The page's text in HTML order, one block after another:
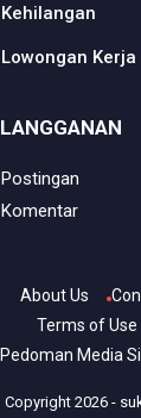
Kerja
About Us
Terms of Use
Pedoman Media
Copyright2026 -